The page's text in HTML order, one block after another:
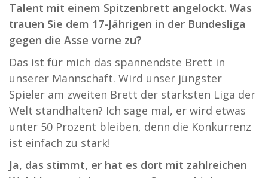
Talent mit einem Spitzenbrett angelockt. Was
trauen Sie dem 17-Jährigen in der Bundesliga
gegen die Asse vorne zu?
Das ist für mich das spannendste Brett in
unserer Mannschaft. Wird unser jüngster
Spieler am zweiten Brett der stärksten Liga der
Welt standhalten? Ich sage mal, er wird etwas
unter 50 Prozent bleiben, denn die Konkurrenz
ist einfach zu stark!
Ja, das stimmt, er hat es dort mit zahlreichen